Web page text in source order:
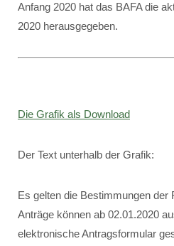
Anfang 2020 hat das BAFA die
2020 herausgegeben.
Die Grafik als Download
Der Text unterhalb der Grafik:
Es gelten die Bestimmungen der
Anträge können ab 02.01.2020
elektronische Antragsformular